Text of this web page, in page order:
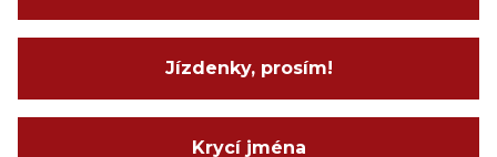
Jízdenky, prosím!
Krycí jména